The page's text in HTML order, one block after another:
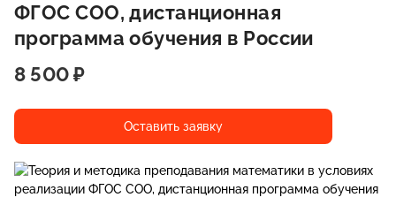
ФГОС СОО, дистанционная
программа обучения в России
8 500 ₽
Оставить заявку